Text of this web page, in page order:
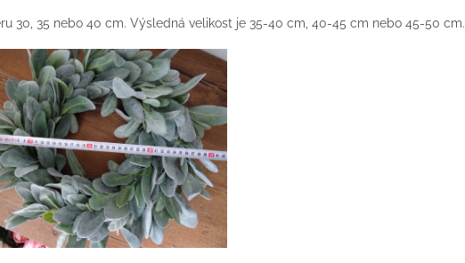
30, 35 nebo 40 cm. Výsledná velikost je 35-40 cm, 40-45 cm nebo 45-50 cm.